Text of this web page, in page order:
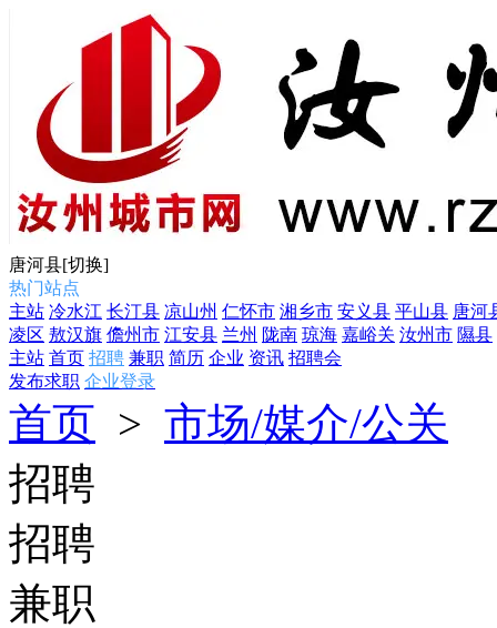
唐河县[切换]
热门站点
主站 冷水江 长汀县 凉山州 仁怀市 湘乡市 安义县 平山县 唐河
凌区 敖汉旗 儋州市 江安县 兰州 陇南 琼海 嘉峪关 汝州市 隰县
主站 首页 招聘 兼职 简历 企业 资讯 招聘会
发布求职 企业登录
首页 > 市场/媒介/公关
招聘
招聘
兼职